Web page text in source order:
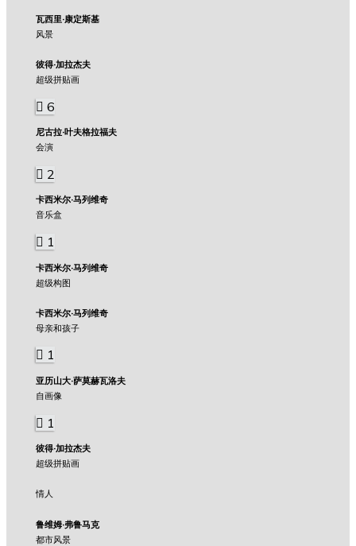
瓦西里·康定斯基
风景
彼得·加拉杰夫
超级拼贴画
6
尼古拉·叶夫格拉福夫
会演
2
卡西米尔·马列维奇
音乐盒
1
卡西米尔·马列维奇
超级构图
卡西米尔·马列维奇
母亲和孩子
1
亚历山大·萨莫赫瓦洛夫
自画像
1
彼得·加拉杰夫
超级拼贴画
情人
鲁维姆·弗鲁马克
都市风景